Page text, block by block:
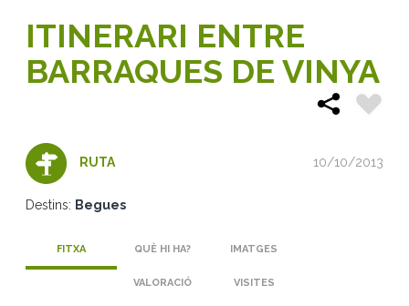
ITINERARI ENTRE
BARRAQUES DE VINYA
RUTA 10/10/2013
Destins: Begues
FITXA QUÈ HI HA? IMATGES
VALORACIÓ VISITES